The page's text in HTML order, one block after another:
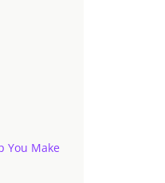
You Make